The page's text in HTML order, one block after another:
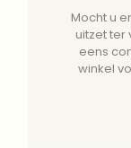
Mocht u
uitzet
eens
winkel